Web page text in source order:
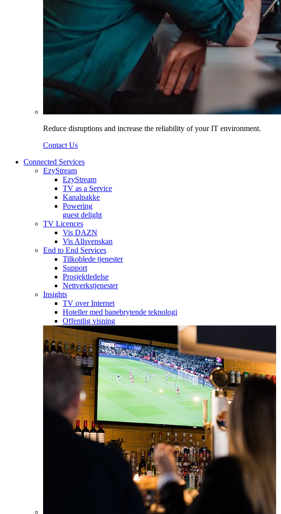
Reduce disruptions and increase the reliability of your IT environment.
Contact Us
Connected Services
EzyStream
EzyStream
TV as a Service
Kanalpakke
Powering
guest delight
TV Licences
Vis DAZN
Vis Allsvenskan
End to End Services
Tilkoblede tjenester
Support
Prosjektledelse
Nettverkstjenester
Insights
TV over Internet
Hoteller med banebrytende teknologi
Offentlig visning